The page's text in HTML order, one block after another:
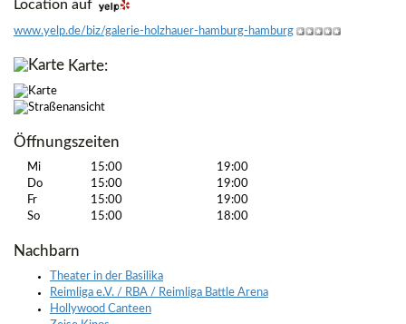
Location auf
www.yelp.de/biz/galerie-holzhauer-hamburg-hamburg
Karte:
Öffnungszeiten
Mi 15:00
19:00
Do
15:00
19:00
Fr
15:00
19:00
So
15:00 18:00
Nachbarn
Theater in der Basilika
Reimliga e.V. / RBA / Reimliga Battle Arena
Hollywood Canteen